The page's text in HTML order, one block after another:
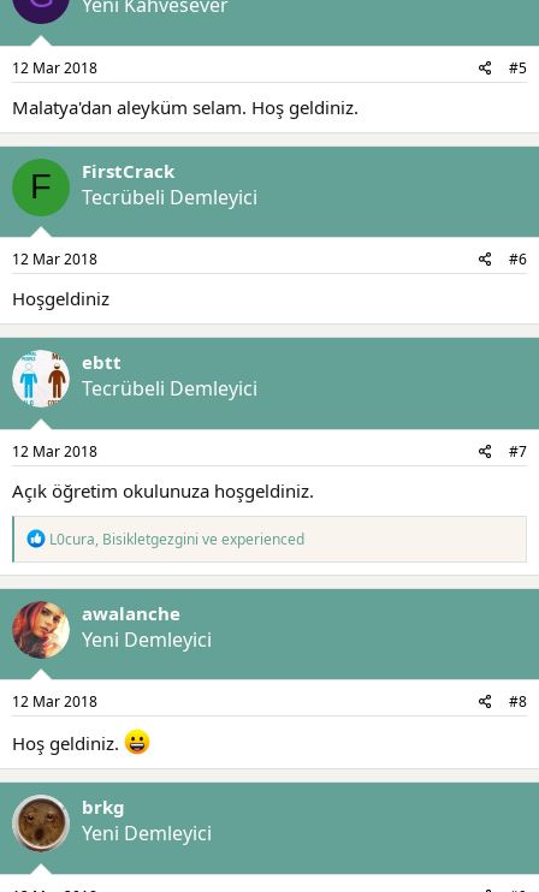
Yeni Kahvesever
12 Mar 2018 #5
Malatya'dan aleyküm selam. Hoş geldiniz.
F FirstCrack
Tecrübeli Demleyici
12 Mar 2018 #6
Hoşgeldiniz
ebtt
Tecrübeli Demleyici
12 Mar 2018 #7
Açık öğretim okulunuza hoşgeldiniz.
T
p
k
i
l
e
r
L0cura, Bisikletgezgini ve experienced
awalanche
Yeni Demleyici
12 Mar 2018 #8
Hoş geldiniz.
brkg
Yeni Demleyici